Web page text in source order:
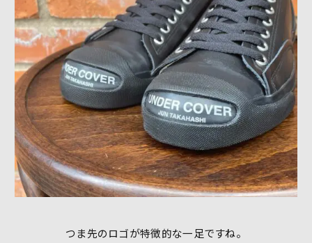
つま先のロゴが特徴的な一足ですね。